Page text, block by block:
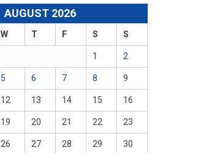
AUGUST 2026
W T F S S
1 2
5 6 7 8 9
12 13 14 15 16
19 20 21 22 23
26 27 28 29 30